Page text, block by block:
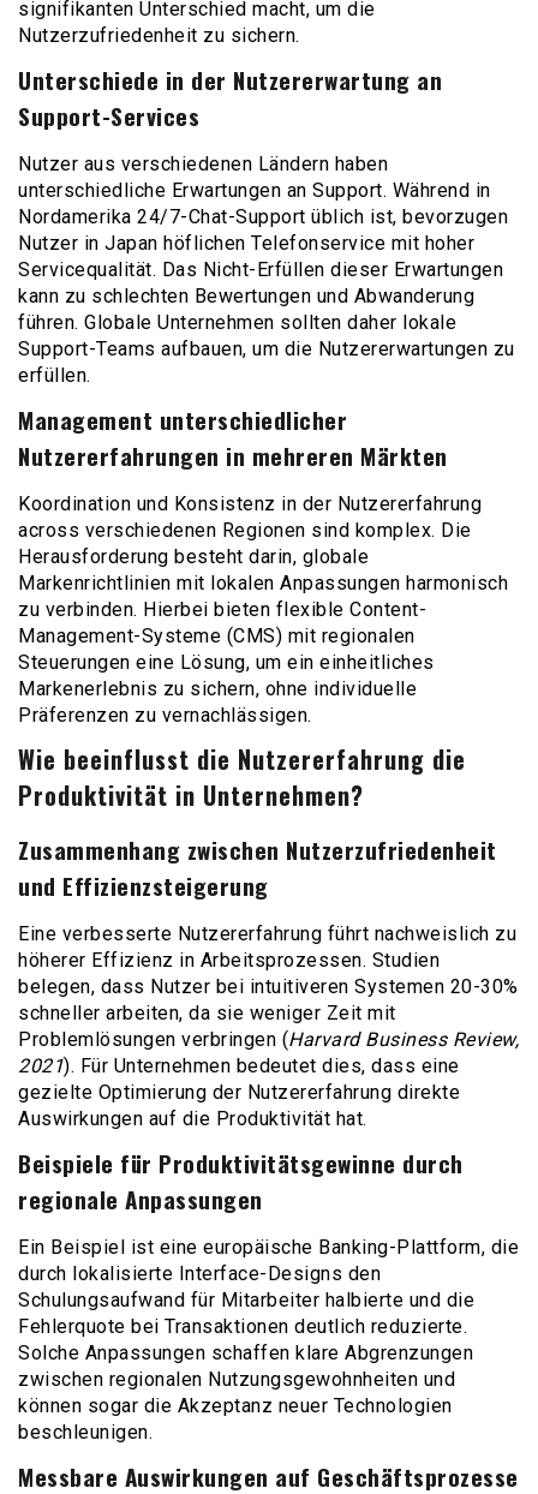
signifikanten Unterschied macht, um die
Nutzerzufriedenheit zu sichern.
Unterschiede in der Nutzererwartung an
Support-Services
Nutzer aus verschiedenen Ländern haben
unterschiedliche Erwartungen an Support. Während in
Nordamerika 24/7-Chat-Support üblich ist, bevorzugen
Nutzer in Japan höflichen Telefonservice mit hoher
Servicequalität. Das Nicht-Erfüllen dieser Erwartungen
kann zu schlechten Bewertungen und Abwanderung
führen. Globale Unternehmen sollten daher lokale
Support-Teams aufbauen, um die Nutzererwartungen zu
erfüllen.
Management unterschiedlicher
Nutzererfahrungen in mehreren Märkten
Koordination und Konsistenz in der Nutzererfahrung
across verschiedenen Regionen sind komplex. Die
Herausforderung besteht darin, globale
Markenrichtlinien mit lokalen Anpassungen harmonisch
zu verbinden. Hierbei bieten flexible Content-
Management-Systeme (CMS) mit regionalen
Steuerungen eine Lösung, um ein einheitliches
Markenerlebnis zu sichern, ohne individuelle
Präferenzen zu vernachlässigen.
Wie beeinflusst die Nutzererfahrung die
Produktivität in Unternehmen?
Zusammenhang zwischen Nutzerzufriedenheit
und Effizienzsteigerung
Eine verbesserte Nutzererfahrung führt nachweislich zu
höherer Effizienz in Arbeitsprozessen. Studien
belegen, dass Nutzer bei intuitiveren Systemen 20-30%
schneller arbeiten, da sie weniger Zeit mit
Problemlösungen verbringen (Harvard Business Review,
2021). Für Unternehmen bedeutet dies, dass eine
gezielte Optimierung der Nutzererfahrung direkte
Auswirkungen auf die Produktivität hat.
Beispiele für Produktivitätsgewinne durch
regionale Anpassungen
Ein Beispiel ist eine europäische Banking-Plattform, die
durch lokalisierte Interface-Designs den
Schulungsaufwand für Mitarbeiter halbierte und die
Fehlerquote bei Transaktionen deutlich reduzierte.
Solche Anpassungen schaffen klare Abgrenzungen
zwischen regionalen Nutzungsgewohnheiten und
können sogar die Akzeptanz neuer Technologien
beschleunigen.
Messbare Auswirkungen auf Geschäftsprozesse